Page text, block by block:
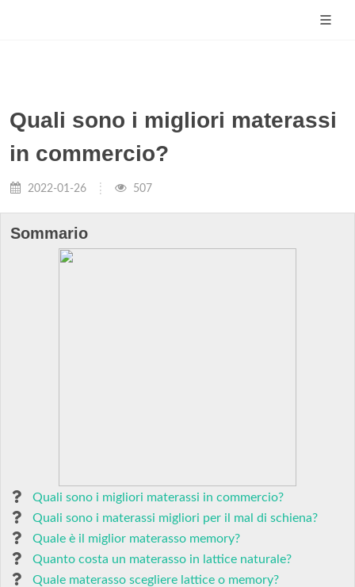
Quali sono i migliori materassi
in commercio?
2022-01-26 507
Sommario
Quali sono i migliori materassi in commercio?
Quali sono i materassi migliori per il mal di schiena?
Quale è il miglior materasso memory?
Quanto costa un materasso in lattice naturale?
Quale materasso scegliere lattice o memory?